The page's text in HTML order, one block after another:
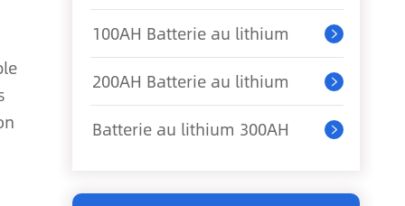
100AH Batterie au lithium 
200AH Batterie au lithium 
Batterie au lithium 300AH 